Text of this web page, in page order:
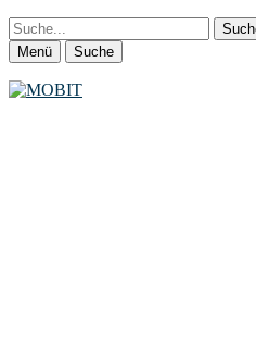
Suche
Menü Suche